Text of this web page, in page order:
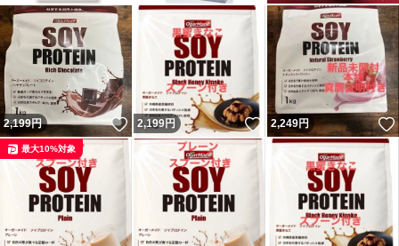
2,199円 いいね！
2,199円 いいね！
2,249円
最大10%対象